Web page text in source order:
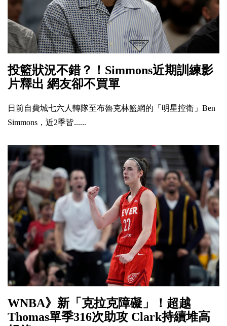
投籃狀況不錯？！Simmons近期訓練影
片釋出 網友卻不買單
日前自費城七六人轉隊至布魯克林籃網的「明星控衛」Ben
Simmons，近2季皆......
WNBA》新「克拉克障礙」！超越
Thomas單季316次助攻 Clark持續堆高